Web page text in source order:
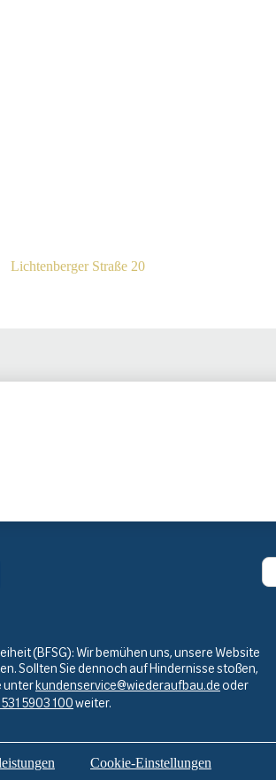
Lichtenberger Straße 20​
(BFSG): Wir bemühen uns, unsere Website
Sollten Sie dennoch auf Hindernisse stoßen,
unterkundenservice@wiederaufbau.de oder
5903 100weiter.
Cookie-Einstellungen